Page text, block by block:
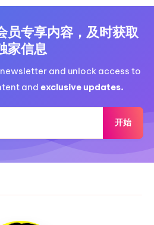
员专享内容，及时获取
家信息
and unlock access to
and exclusive updates.
开始